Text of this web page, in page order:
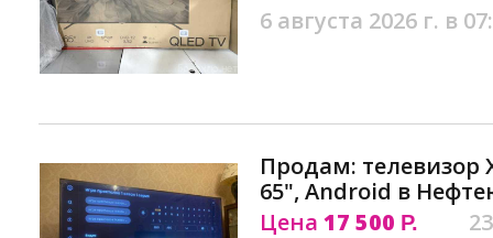
6 августа 2026 г. в
Продам: телевизор
65", Android в
Цена 17 500 Р.